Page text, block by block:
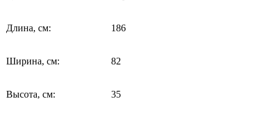
Длина, см: 186
Ширина, см: 82
Высота, см: 35